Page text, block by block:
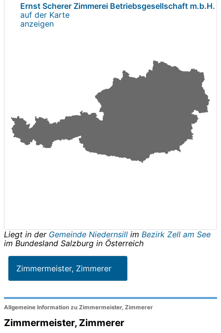
Ernst Scherer Zimmerei Betriebsgesellschaft m.b.H.
auf der Karte
anzeigen
Liegt in der Gemeinde Niedernsill im Bezirk Zell am See
im Bundesland Salzburg in Österreich
Zimmermeister, Zimmerer
Allgemeine Information zu Zimmermeister, Zimmerer
Zimmermeister, Zimmerer